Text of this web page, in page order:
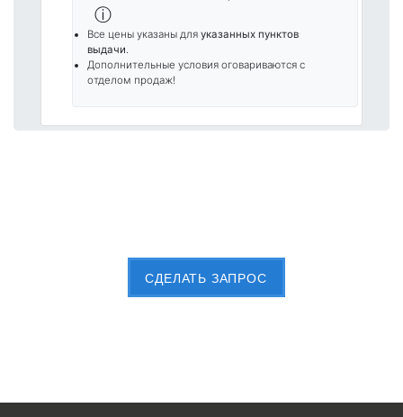
ⓘ
Все цены указаны для указанных пунктов
выдачи.
Дополнительные условия оговариваются с
отделом продаж!
CДЕЛАТЬ ЗАПРОС